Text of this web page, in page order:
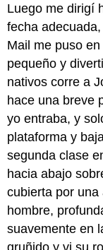
Luego me dirigí
fecha
Mail me puso
pequeño y
nativos corre a
hace una breve
yo entraba, y
plataforma y
segunda clase
hacia abajo
cubierta por
hombre,
suavemente en
gruñido y vi su